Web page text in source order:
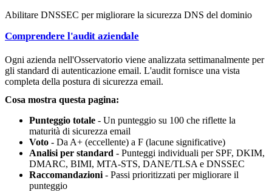
Abilitare DNSSEC per migliorare la sicurezza DNS del dominio
Comprendere l'audit aziendale
Ogni azienda nell'Osservatorio viene analizzata settimanalmente per
gli standard di autenticazione email. L'audit fornisce una vista
completa della postura di sicurezza email.
Cosa mostra questa pagina:
Punteggio totale - Un punteggio su 100 che riflette la
maturità di sicurezza email
Voto - Da A+ (eccellente) a F (lacune significative)
Analisi per standard - Punteggi individuali per SPF, DKIM,
DMARC, BIMI, MTA-STS, DANE/TLSA e DNSSEC
Raccomandazioni - Passi prioritizzati per migliorare il
punteggio